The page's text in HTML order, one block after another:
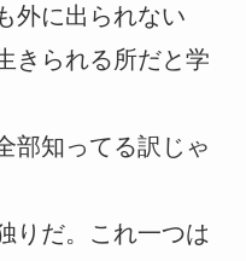
外に出られない
きられる所だと学
部知ってる訳じゃ
りだ。これ一つは